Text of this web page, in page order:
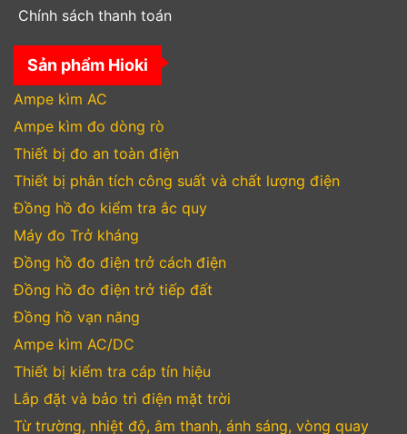
Chính sách thanh toán
Sản phẩm Hioki
Ampe kìm AC
Ampe kìm đo dòng rò
Thiết bị đo an toàn điện
Thiết bị phân tích công suất và chất lượng điện
Đồng hồ đo kiểm tra ắc quy
Máy đo Trở kháng
Đồng hồ đo điện trở cách điện
Đồng hồ đo điện trở tiếp đất
Đồng hồ vạn năng
Ampe kìm AC/DC
Thiết bị kiểm tra cáp tín hiệu
Lắp đặt và bảo trì điện mặt trời
Từ trường, nhiệt độ, âm thanh, ánh sáng, vòng quay